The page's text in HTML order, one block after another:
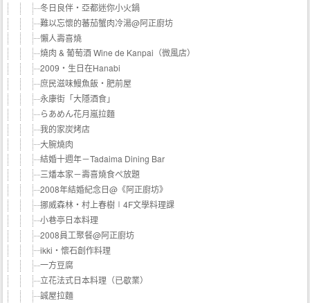
冬日良伴‧亞都迷你小火鍋
難以忘懷的蕃茄蟹肉冷湯@阿正廚坊
懶人壽喜燒
燒肉 & 葡萄酒 Wine de Kanpai（微風店）
2009‧生日在Hanabi
庶民滋味鰻魚飯‧肥前屋
永康街「大隱酒食」
らあめん花月嵐拉麵
我的家炭烤店
大腕燒肉
結婚十週年－Tadaima Dining Bar
三燔本家－壽喜燒食ぺ放題
2008年結婚紀念日@《阿正廚坊》
挪威森林‧村上春樹∣4F文學料理課
小巷亭日本料理
2008員工聚餐@阿正廚坊
ikki‧懷石創作料理
一方豆腐
立花法式日本料理（已歇業）
誠屋拉麵